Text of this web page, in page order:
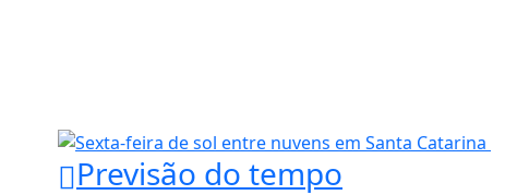
Previsão do tempo